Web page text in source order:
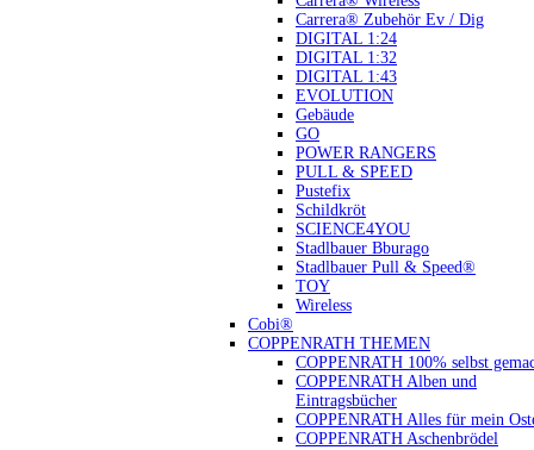
Carrera® Zubehör Ev / Dig
DIGITAL 1:24
DIGITAL 1:32
DIGITAL 1:43
EVOLUTION
Gebäude
GO
POWER RANGERS
PULL & SPEED
Pustefix
Schildkröt
SCIENCE4YOU
Stadlbauer Bburago
Stadlbauer Pull & Speed®
TOY
Wireless
Cobi®
COPPENRATH THEMEN
COPPENRATH 100% selbst
COPPENRATH Alben und
Eintragsbücher
COPPENRATH Alles für mein
COPPENRATH Aschenbrödel